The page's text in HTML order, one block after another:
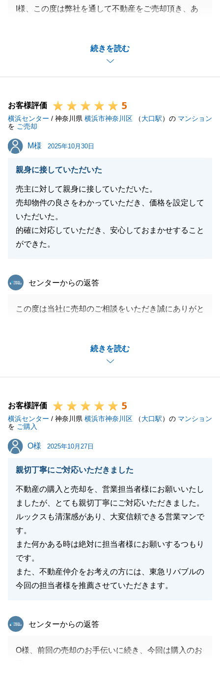
続きを読む
I様、この度は弊社を通して不動産をご売却頂き、あ
定期的にお会いしてお打合せをする機会を頂けました
おかげで、よりタイミングごとに適したご提案をさせ
最後、良い結果をお持ちすることが出来て、良かった
です。
今後も何かお困りごと等ございましたら、お気軽にご
連絡くださいませ。
閉じる
お客様評価 5
横浜センター / 神奈川県 横浜市神奈川区 （大口駅）の マンション
を ご売却
M様
M様 2025年10月30日
親身に接していただいた
売主に対して親身に接していただいた。
売却物件の良さをわかっていただき、価格を設定して
いただいた。
的確に対応していただき、安心しておまかせすること
ができた。
続きを読む
東急リバブル
センターからの返答
この度は当社に売却のご相談をいただき誠にありがと
契約→引渡しと、とてもスピーディーだったかと思い
無事にお取引が完了できたのも、M様に迅速に書類等
重ねてお礼申し上げます。
またなにかご相談がございましたら、お気軽にお申し
付けください。
引き続きよろしくお願いいたします。
閉じる
お客様評価 5
横浜センター / 神奈川県 横浜市神奈川区 （大口駅）の マンション
を ご購入
O様
O様 2025年10月27日
親切丁寧にご対応いただきました
不動産の購入と売却を、営業担当者様にお願いいたし
ましたが、とても親切丁寧にご対応いただきました。
ルックスも清潔感があり、大変信頼できる営業マンで
す。
また何かある時は絶対に担当者様にお願いするつもり
です。
また、不動産仲介をお考えの方には、東急リバブルの
今回の担当者様を推薦させていただきます。
東急リバブル
センターからの返答
O様、前回の売却のお手伝いに続き、今回は購入のお